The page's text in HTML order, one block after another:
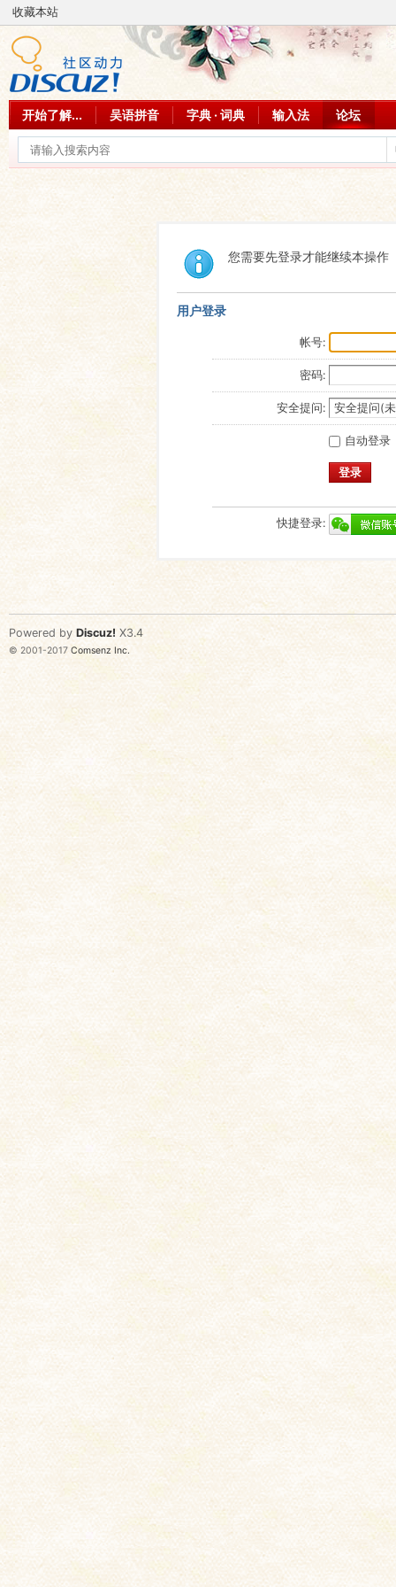
收藏本站
开始了解... 吴语拼音 字典 · 词典 输入法 论坛
您需要先登录才能继续本操作
用户登录
帐号:
密码:
安全提问:
自动登录
登录
快捷登录:
Powered by Discuz! X3.4
© 2001-2017 Comsenz Inc.